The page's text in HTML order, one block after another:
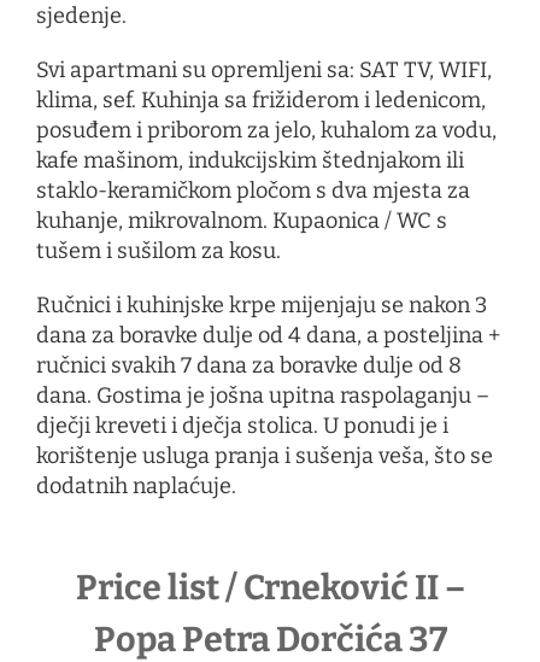
sjedenje.
Svi apartmani su opremljeni sa: SAT TV, WIFI,
klima, sef. Kuhinja sa frižiderom i ledenicom,
posuđem i priborom za jelo, kuhalom za vodu,
kafe mašinom, indukcijskim štednjakom ili
staklo-keramičkom pločom s dva mjesta za
kuhanje, mikrovalnom. Kupaonica / WC s
tušem i sušilom za kosu.
Ručnici i kuhinjske krpe mijenjaju se nakon 3
dana za boravke dulje od 4 dana, a posteljina +
ručnici svakih 7 dana za boravke dulje od 8
dana. Gostima je jošna upitna raspolaganju –
dječji kreveti i dječja stolica. U ponudi je i
korištenje usluga pranja i sušenja veša, što se
dodatnih naplaćuje.
Price list / Crneković II –
Popa Petra Dorčića 37